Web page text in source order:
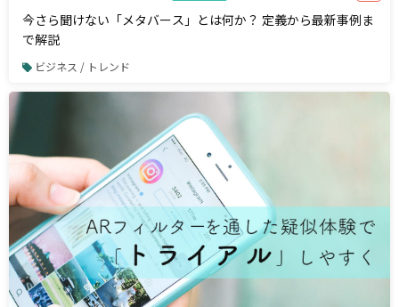
今さら聞けない「メタバース」とは何か？ 定義から最新事例ま
で解説
ビジネス / トレンド